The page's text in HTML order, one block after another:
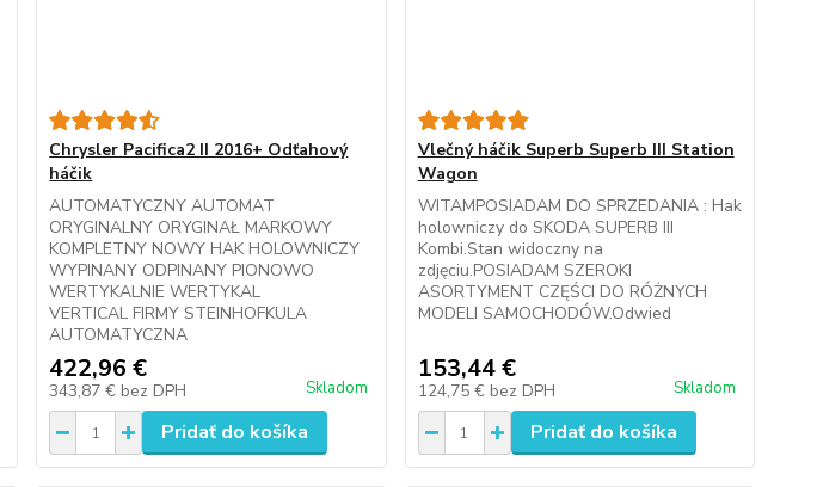
Chrysler Pacifica2 II 2016+ Odťahový
háčik
AUTOMATYCZNY AUTOMAT
ORYGINALNY ORYGINAŁ MARKOWY
KOMPLETNY NOWY HAK HOLOWNICZY
WYPINANY ODPINANY PIONOWO
WERTYKALNIE WERTYKAL
VERTICAL FIRMY STEINHOFKULA
AUTOMATYCZNA
422,96 €
343,87 € bez DPH Skladom
Pridať do košíka
Vlečný háčik Superb Superb III Station
Wagon
WITAMPOSIADAM DO SPRZEDANIA : Hak
holowniczy do SKODA SUPERB III
Kombi.Stan widoczny na
zdjęciu.POSIADAM SZEROKI
ASORTYMENT CZĘŚCI DO RÓŻNYCH
MODELI SAMOCHODÓW.Odwied
153,44 €
124,75 € bez DPH Skladom
Pridať do košíka